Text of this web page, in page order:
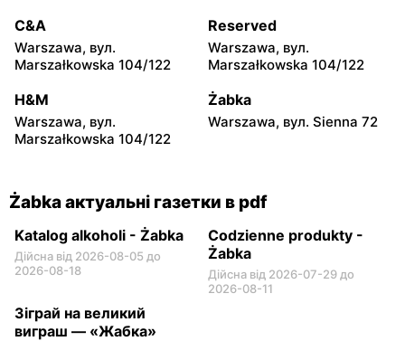
Grzybowska 4
41/43
Żabka Żabka
Żabka
Warszawa, вул. Prosta 2/14
Żabka
C&A
Warszawa, вул.
Marszałkowska 104/122
Reserved
Warszawa, вул.
Marszałkowska 104/122
H&M
Warszawa, вул.
Marszałkowska 104/122
Żabka
Warszawa, вул. Sienna 72
Żabka актуальні газетки в pdf
Katalog alkoholi - Żabka
Дійсна від 2026-08-05 до
2026-08-18
Codzienne produkty -
Żabka
Дійсна від 2026-07-29 до
2026-08-11
Зіграй на великий
виграш — «Жабка»